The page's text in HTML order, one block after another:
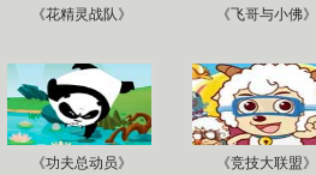
《花精灵战队》 《飞哥与小佛》
《功夫总动员》 《竞技大联盟》